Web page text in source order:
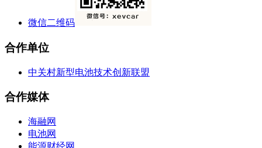
微信二维码
合作单位
中关村新型电池技术创新联盟
合作媒体
海融网
电池网
能源财经网